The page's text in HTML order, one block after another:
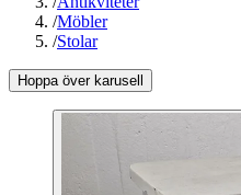
/Möbler
/Stolar
Hoppa över karusell